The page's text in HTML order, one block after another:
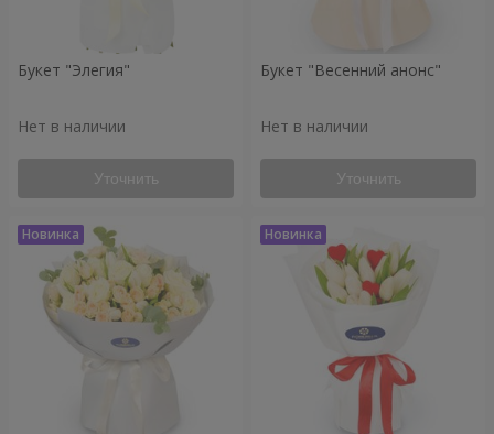
Букет "Элегия"
Нет в наличии
Уточнить
Букет "Весенний анонс"
Нет в наличии
Уточнить